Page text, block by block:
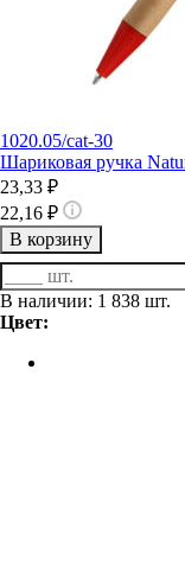
1020.05/cat-30
Шариковая ручка
23,33 ₽
22,16 ₽
В корзину
В наличии: 1 838 шт.
Цвет: